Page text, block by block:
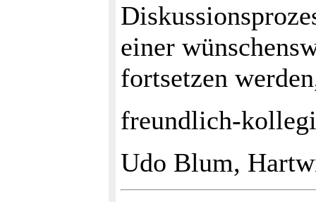
einer
fortsetzen
freundlich-
Udo Blum,